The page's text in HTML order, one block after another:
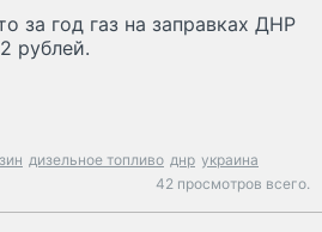
за год газ на заправках ДНР
рублей.
дизельное топливо днр украина
42 просмотров всего.